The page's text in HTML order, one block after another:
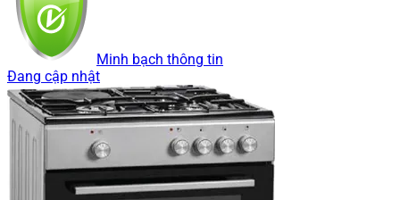
Minh bạch thông tin
Đang cập nhật